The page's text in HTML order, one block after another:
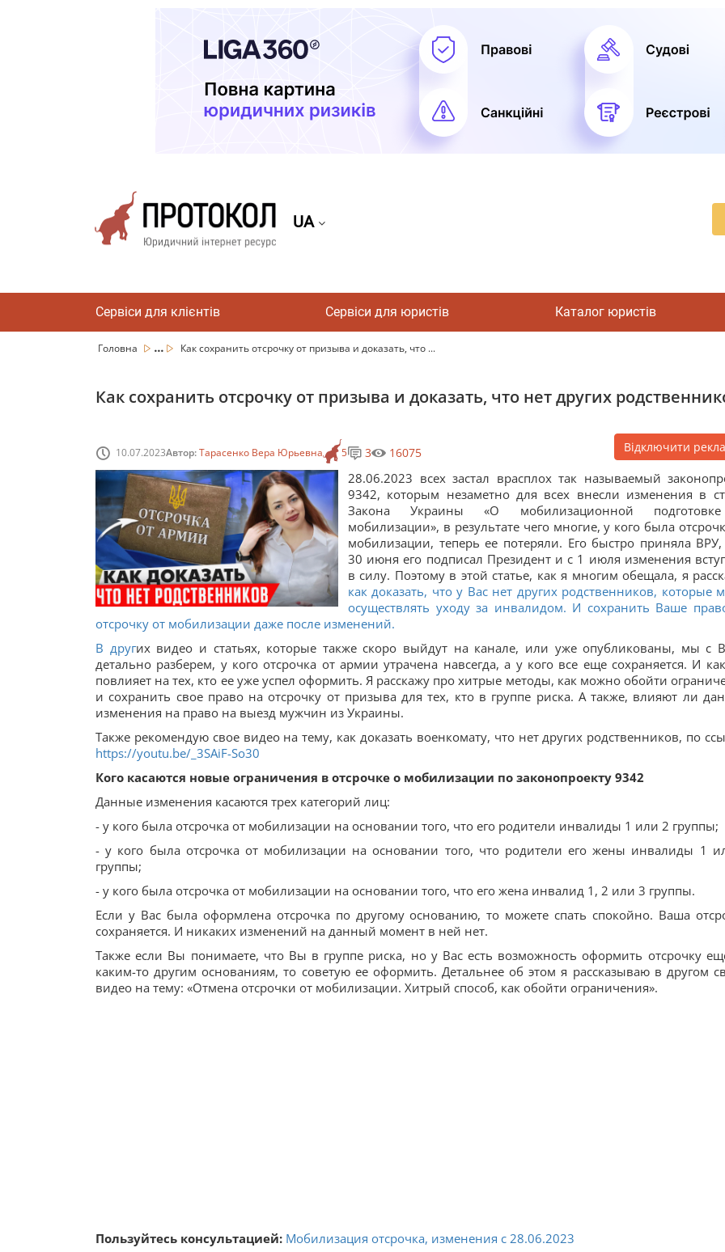
UA
Сервіси для клієнтів Сервіси для юристів Каталог юристів
Головна ... Как сохранить отсрочку от призыва и доказать, что ...
Как сохранить отсрочку от призыва и доказать, что нет других
10.07.2023Автор:Тарасенко Вера Юрьевна 5 3 16075 Відключити
28.06.2023 всех застал врасплох так называемый
9342, которым незаметно для всех внесли изменения в
Закона Украины «О мобилизационной
мобилизации», в результате чего многие, у кого была
мобилизации, теперь ее потеряли. Его быстро приняла
30 июня его подписал Президент и с 1 июля изменения
в силу. Поэтому в этой статье, как я многим обещала, я
как доказать, что у Вас нет других родственников, которые
осуществлять уходу за инвалидом. И сохранить Ваше
отсрочку от мобилизации даже после изменений.
В других видео и статьях, которые также скоро выйдут на канале, или уже опубликованы, мы с
детально разберем, у кого отсрочка от армии утрачена навсегда, а у кого все еще сохраняется. И
повлияет на тех, кто ее уже успел оформить. Я расскажу про хитрые методы, как можно обойти
и сохранить свое право на отсрочку от призыва для тех, кто в группе риска. А также, влияют ли
изменения на право на выезд мужчин из Украины.
Также рекомендую свое видео на тему, как доказать военкомату, что нет других родственников, по
https://youtu.be/_3SAiF-So30
Кого касаются новые ограничения в отсрочке о мобилизации по законопроекту 9342
Данные изменения касаются трех категорий лиц:
- у кого была отсрочка от мобилизации на основании того, что его родители инвалиды 1 или 2 группы;
- у кого была отсрочка от мобилизации на основании того, что родители его жены инвалиды 1
группы;
- у кого была отсрочка от мобилизации на основании того, что его жена инвалид 1, 2 или 3 группы.
Если у Вас была оформлена отсрочка по другому основанию, то можете спать спокойно. Ваша
сохраняется. И никаких изменений на данный момент в ней нет.
Также если Вы понимаете, что Вы в группе риска, но у Вас есть возможность оформить отсрочку
каким-то другим основаниям, то советую ее оформить. Детальнее об этом я рассказываю в другом
видео на тему: «Отмена отсрочки от мобилизации. Хитрый способ, как обойти ограничения».
Пользуйтесь консультацией: Мобилизация отсрочка, изменения с 28.06.2023